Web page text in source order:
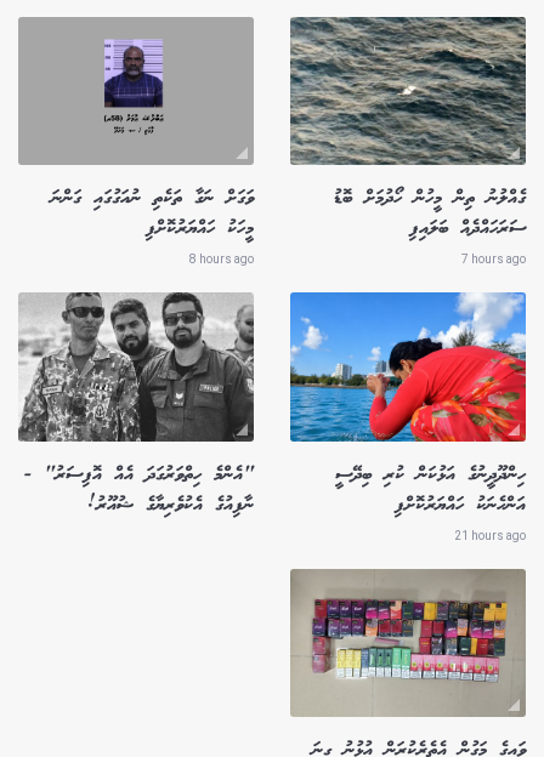
ގެއްލުނު ތިން މީހުން ހޯދުމަށް ބޮޑު
ސަރަހައްދެއް ބަލައިފި
7 hours ago
ވަގަށް ނަގާ ތަކެތި ނުއަގުގައި ގަންނަ
މީހަކު ހައްޔަރުކޮށްފި
8 hours ago
ހިންދޫދީނުގެ އަޅުކަން ކުރި ބިދޭސީ
އަންހެނަކު ހައްޔަރުކޮށްފި
21 hours ago
"އެންމެ ހިތްވަރުގަދަ އެއް އޮފިސަރު" -
ނާފިއުގެ އެކުވެރިޔާގެ ޝުއޫރު!
ވައިގެ މަގުން އެތެރެކުރަން އުޅުނު ގިނަ